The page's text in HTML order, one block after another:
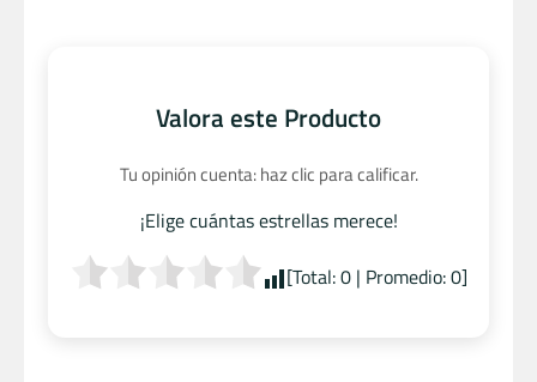
Valora este Producto
Tu opinión cuenta: haz clic para calificar.
¡Elige cuántas estrellas merece!
[Total:0| Promedio:0]